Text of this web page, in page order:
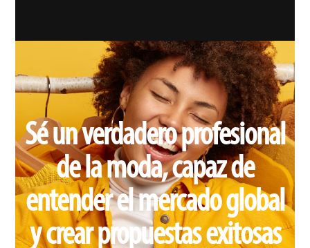
Sé un verdadero profesional
de la moda, capaz de
entender el mercado global
y crear propuestas exitosas